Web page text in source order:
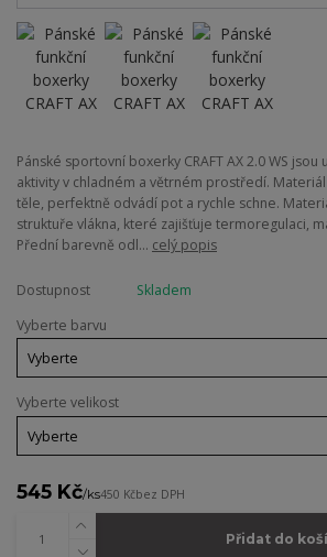
Pánské sportovní boxerky CRAFT AX 2.0 WS
aktivity v chladném a větrném prostředí.
těle, perfektně odvádí pot a rychle schne.
struktuře vlákna, které zajišťuje termoregulaci,
Přední barevně odl... celý popis
Dostupnost
Skladem
Vyberte barvu
Vyberte velikost
545 Kč/ks450 Kčbez DPH
Přidat do